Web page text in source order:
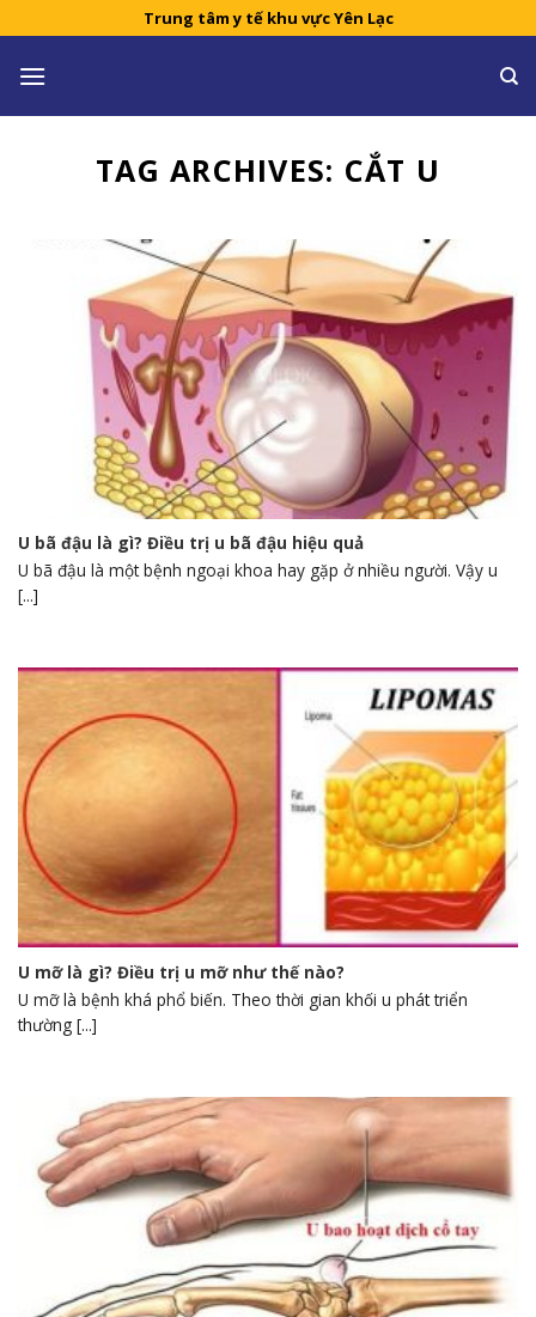
to
content
Trung tâm y tế khu vực Yên Lạc
TAG ARCHIVES: CẮT U
U bã đậu là gì? Điều trị u bã đậu hiệu quả
U bã đậu là một bệnh ngoại khoa hay gặp ở nhiều người. Vậy u
[...]
U mỡ là gì? Điều trị u mỡ như thế nào?
U mỡ là bệnh khá phổ biến. Theo thời gian khối u phát triển
thường [...]